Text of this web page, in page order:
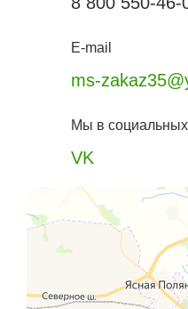
E-mail
ms-
Мы в социальных
VK